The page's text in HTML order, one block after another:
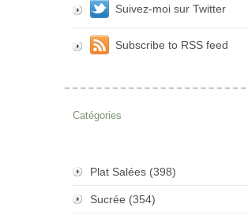
Suivez-moi sur Twitter
Subscribe to RSS feed
Catégories
Plat Salées (398)
Sucrée (354)